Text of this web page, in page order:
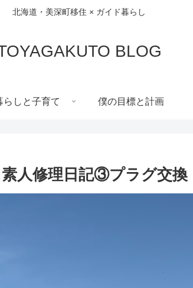
北海道・美深町移住 × ガイド暮らし
BLOG
らしと子育て 僕の目標と計画
素人修理日記③プラグ交換